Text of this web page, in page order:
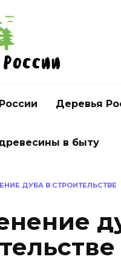
Деревья
в быту
ДУБА В СТРОИТЕЛЬСТВЕ